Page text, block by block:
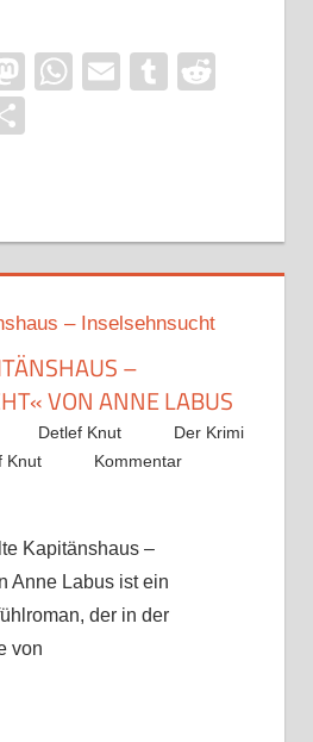
Mastodon
WhatsApp
EmailTumblr
–
VON ANNE LABUS
Detlef Knut
Der Krimi
Knut
Kommentar
Kapitänshaus –
Anne Labus ist ein
der in der
von